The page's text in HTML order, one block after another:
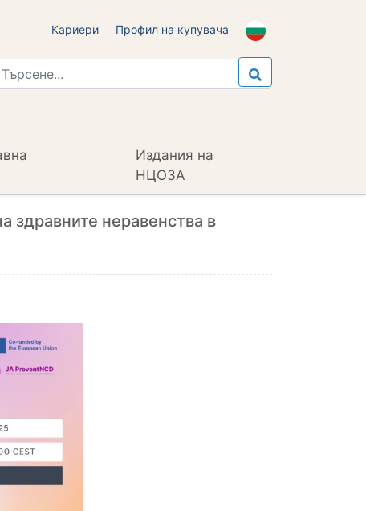
Кариери Профил на купувача
Издания на
НЦОЗА
здравните неравенства в